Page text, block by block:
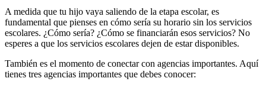
A medida que tu hijo vaya saliendo de la etapa escolar, es
fundamental que pienses en cómo sería su horario sin los servicios
escolares. ¿Cómo sería? ¿Cómo se financiarán esos servicios? No
esperes a que los servicios escolares dejen de estar disponibles.
También es el momento de conectar con agencias importantes. Aquí
tienes tres agencias importantes que debes conocer: